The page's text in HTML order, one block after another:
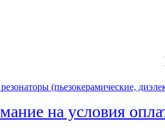
(пьезокерамические,
на условия